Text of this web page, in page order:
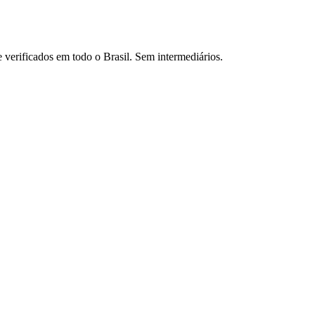
verificados em todo o Brasil. Sem intermediários.